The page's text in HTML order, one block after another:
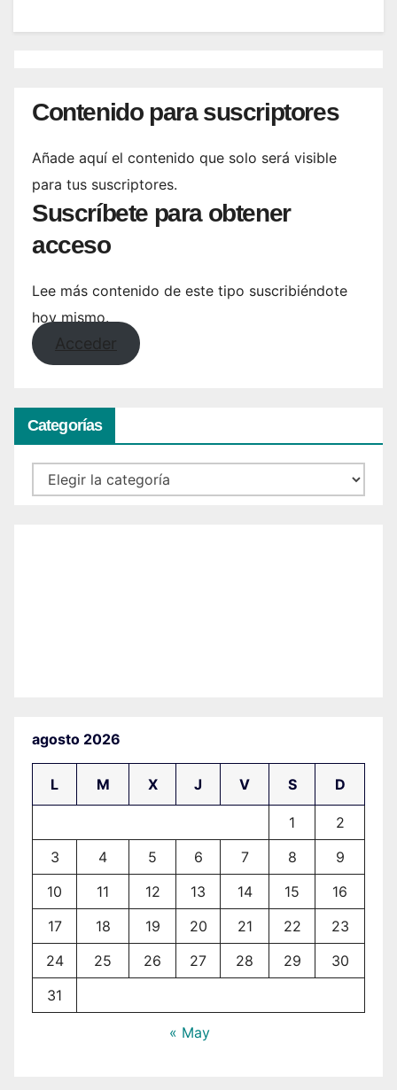
Contenido para suscriptores
Añade aquí el contenido que solo será visible
para tus suscriptores.
Suscríbete para obtener
acceso
Lee más contenido de este tipo suscribiéndote
hoy mismo.
Acceder
Categorías
Categorías
agosto 2026
L M X J V S D
1
2
3
4 5 6 7 8
9
10
11 12 13 14 15
16
17
18 19 20 21 22
23
24
25 26 27 28 29
30
31
« May